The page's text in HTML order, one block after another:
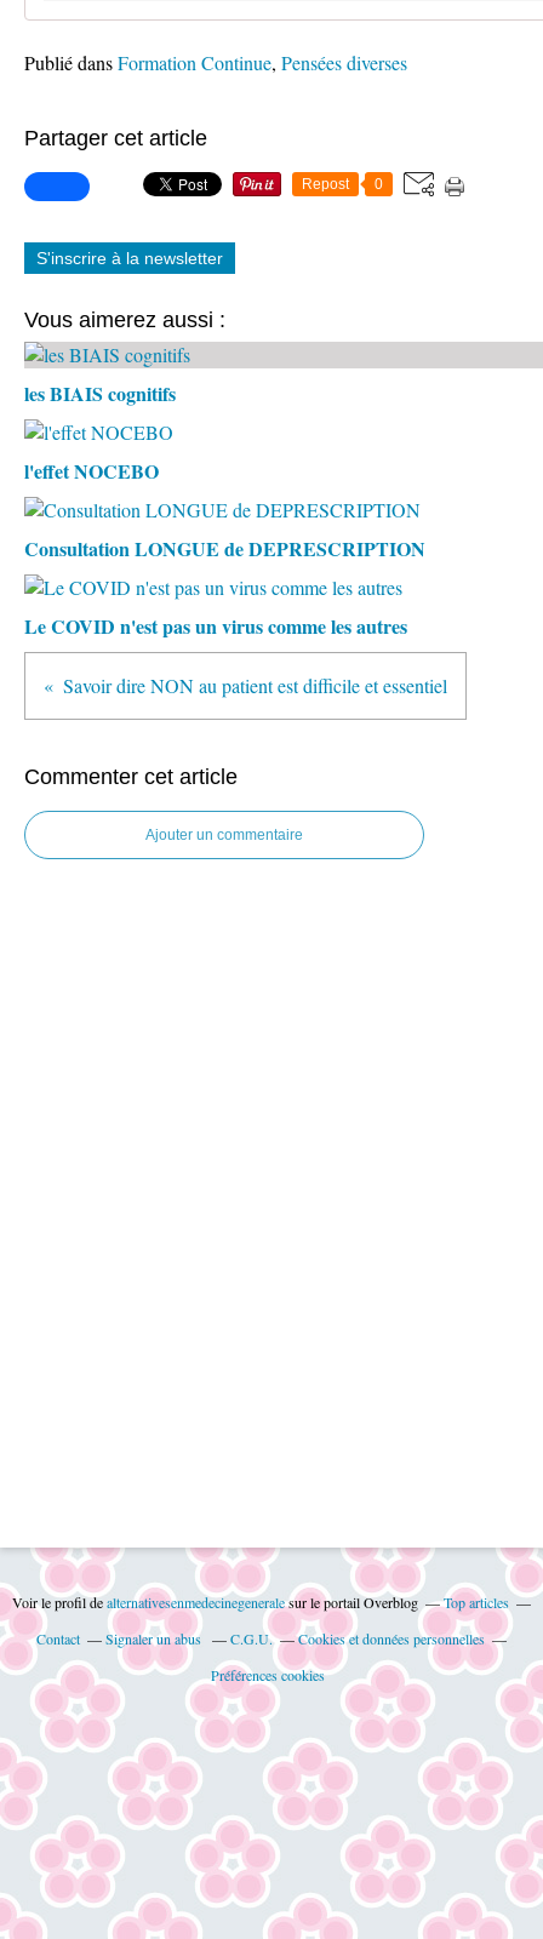
Publié dansFormation Continue, Pensées diverses
Partager cet article
Repost 0
S'inscrire à la newsletter
Vous aimerez aussi :
les BIAIS cognitifs
l'effet NOCEBO
Consultation LONGUE de DEPRESCRIPTION
Le COVID n'est pas un virus comme les autres
Savoir dire NON au patient est difficile et essentiel
Commenter cet article
Ajouter un commentaire
Voir le profil dealternativesenmedecinegeneralesur le portail Overblog
Top articles
Contact
Signaler un abus C.G.U.
Cookies et données personnelles
Préférences cookies